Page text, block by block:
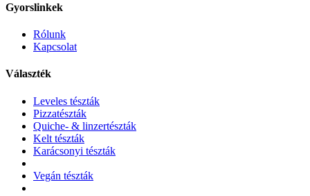
Gyorslinkek
Rólunk
Kapcsolat
Választék
Leveles tészták
Pizzatészták
Quiche- & linzertészták
Kelt tészták
Karácsonyi tészták
Vegán tészták